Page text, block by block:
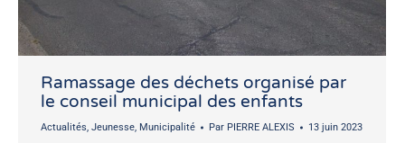
Ramassage des déchets organisé par
le conseil municipal des enfants
Actualités, Jeunesse, Municipalité Par PIERRE ALEXIS 13 juin 2023